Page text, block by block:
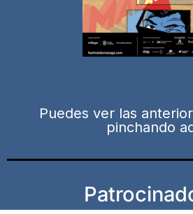
Puedes ver las
pinchando